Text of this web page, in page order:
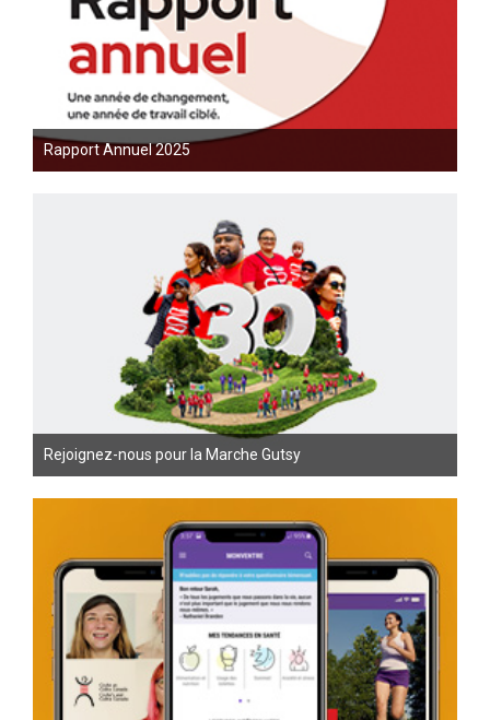
Rapport Annuel 2025
Rejoignez-nous pour la Marche Gutsy